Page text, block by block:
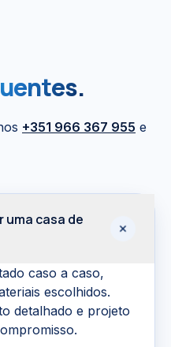
+351 966 367 955 e
casa de
caso a caso,
escolhidos.
detalhado e projeto